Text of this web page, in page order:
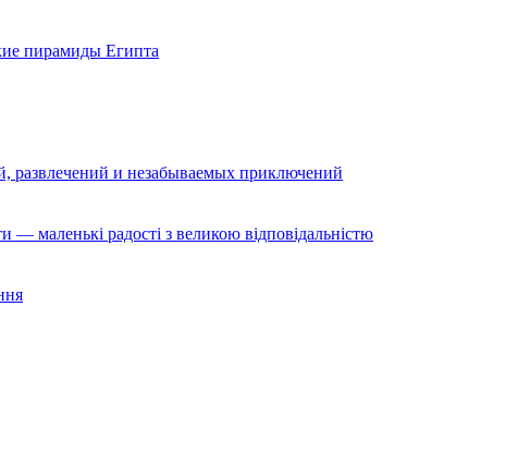
пирамиды Египта
развлечений и незабываемых приключений
— маленькі радості з великою відповідальністю